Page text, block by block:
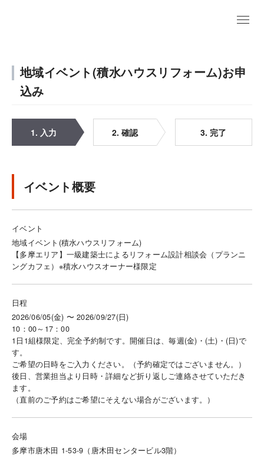
地域イベント(積水ハウスリフォーム)お申
込み
1. 入力 2. 確認 3. 完了
イベント概要
イベント
地域イベント(積水ハウスリフォーム)
【多摩エリア】一級建築士によるリフォーム設計相談会（プランニ
ングカフェ）※積水ハウスオーナー様限定
日程
2026/06/05(金) 〜 2026/09/27(日)
10：00～17：00
1日1組様限定、完全予約制です。開催日は、毎週(金)・(土)・(日)で
す。
ご希望の日時をご入力ください。（予約確定ではございません。）
後日、営業担当より日時・詳細など折り返しご連絡させていただき
ます。
（直前のご予約はご希望にそえない場合がございます。）
会場
多摩市唐木田 1-53-9（唐木田センタービル3階）